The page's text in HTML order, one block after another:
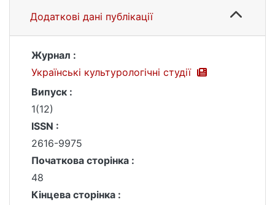
Додаткові дані публікації
Журнал :
Українські культурологічні студії
Випуск :
1(12)
ISSN :
2616-9975
Початкова сторінка :
48
Кінцева сторінка :